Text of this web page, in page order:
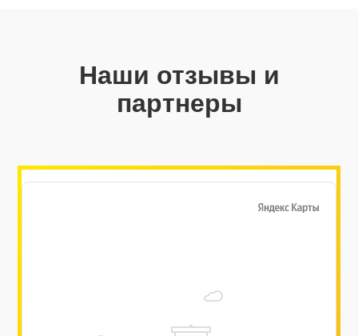
Наши отзывы и
партнеры